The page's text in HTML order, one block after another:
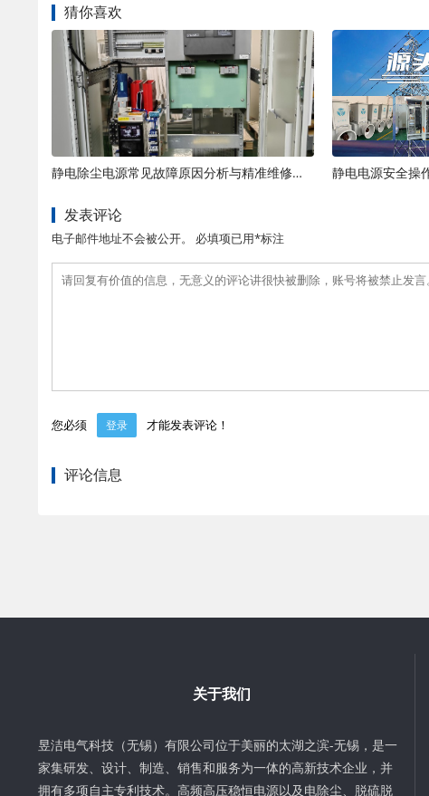
猜你喜欢
静电除尘电源常见故障原因分析与精准维修方案
发表评论
电子邮件地址不会被公开。 必填项已用*标注
您必须 登录 才能发表评论！
评论信息
关于我们
昱洁电气科技（无锡）有限公司位于美丽的太湖之滨-无锡，是一
家集研发、设计、制造、销售和服务为一体的高新技术企业，并
拥有多项自主专利技术。高频高压稳恒电源以及电除尘、脱硫脱